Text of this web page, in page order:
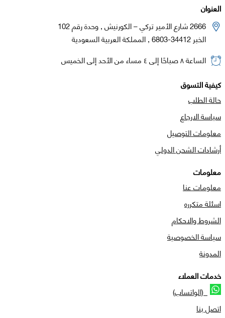
العنوان
2666 شارع الأمير تركي – الكورنيش , وحدة رقم 102
الخبر 34412-6803 , المملكة العربية السعودية
الساعة ٨ صباحًا إلى ٤ مساء من الأحد إلى الخميس
كيفية التسوق
حالة الطلب
سياسة الارجاع
معلومات التوصيل
أرشادات الشحن الدولي
معلومات
معلومات عنا
اسئلة متكرره
الشروط والاحكام
سياسة الخصوصية
المدونة
خدمات العملاء
(الواتساب)
اتصل بنا